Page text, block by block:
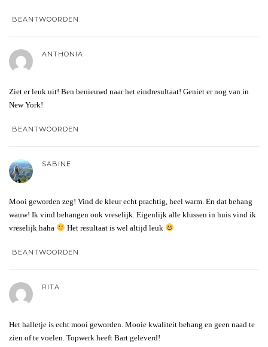
BEANTWOORDEN
ANTHONIA
Ziet er leuk uit! Ben benieuwd naar het eindresultaat! Geniet er nog van in
New York!
BEANTWOORDEN
SABINE
Mooi geworden zeg! Vind de kleur echt prachtig, heel warm. En dat behang
wauw! Ik vind behangen ook vreselijk. Eigenlijk alle klussen in huis vind ik
vreselijk haha
Het resultaat is wel altijd leuk
BEANTWOORDEN
RITA
Het halletje is echt mooi geworden. Mooie kwaliteit behang en geen naad te
zien of te voelen. Topwerk heeft Bart geleverd!